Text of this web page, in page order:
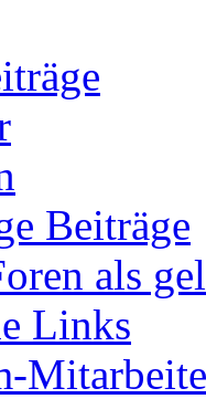
Beiträge
als
Links